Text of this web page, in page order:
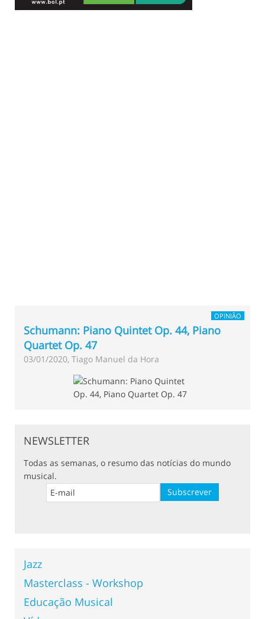
OPINIÃO
Schumann: Piano Quintet Op. 44, Piano
Quartet Op. 47
03/01/2020, Tiago Manuel da Hora
NEWSLETTER
Todas as semanas, o resumo das notícias do mundo
musical.
Jazz
Masterclass - Workshop
Educação Musical